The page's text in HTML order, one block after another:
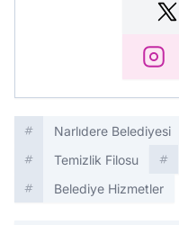
Narlıdere Belediyesi
Temizlik Filosu
Belediye Hizmetler